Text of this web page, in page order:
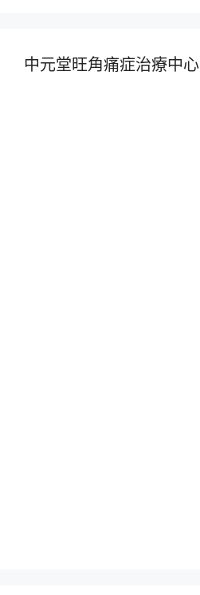
中元堂旺角痛症治療中心